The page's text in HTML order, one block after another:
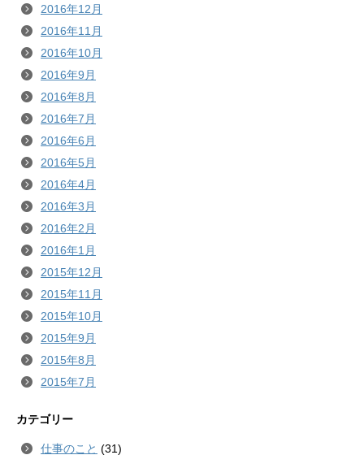
2016年12月
2016年11月
2016年10月
2016年9月
2016年8月
2016年7月
2016年6月
2016年5月
2016年4月
2016年3月
2016年2月
2016年1月
2015年12月
2015年11月
2015年10月
2015年9月
2015年8月
2015年7月
カテゴリー
仕事のこと (31)